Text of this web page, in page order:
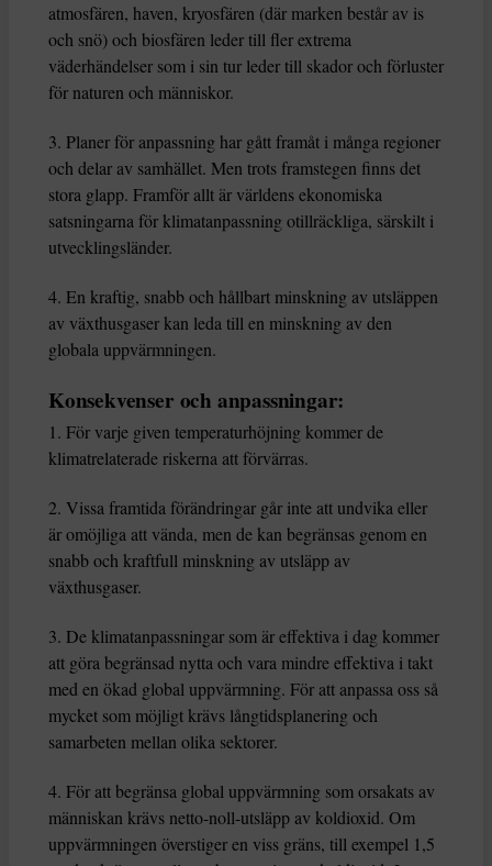
atmosfären, haven, kryosfären (där marken består av is
och snö) och biosfären leder till fler extrema
väderhändelser som i sin tur leder till skador och förluster
för naturen och människor.
3. Planer för anpassning har gått framåt i många regioner
och delar av samhället. Men trots framstegen finns det
stora glapp. Framför allt är världens ekonomiska
satsningarna för klimatanpassning otillräckliga, särskilt i
utvecklingsländer.
4. En kraftig, snabb och hållbart minskning av utsläppen
av växthusgaser kan leda till en minskning av den
globala uppvärmningen.
Konsekvenser och anpassningar:
1. För varje given temperaturhöjning kommer de
klimatrelaterade riskerna att förvärras.
2. Vissa framtida förändringar går inte att undvika eller
är omöjliga att vända, men de kan begränsas genom en
snabb och kraftfull minskning av utsläpp av
växthusgaser.
3. De klimatanpassningar som är effektiva i dag kommer
att göra begränsad nytta och vara mindre effektiva i takt
med en ökad global uppvärmning. För att anpassa oss så
mycket som möjligt krävs långtidsplanering och
samarbeten mellan olika sektorer.
4. För att begränsa global uppvärmning som orsakats av
människan krävs netto-noll-utsläpp av koldioxid. Om
uppvärmningen överstiger en viss gräns, till exempel 1,5